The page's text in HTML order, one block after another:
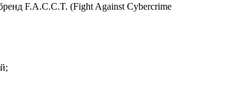
F.A.C.C.T. (Fight Against Cybercrime